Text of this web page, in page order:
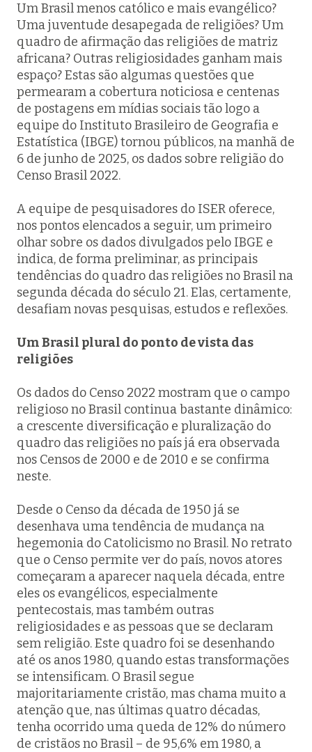
Um Brasil menos católico e mais evangélico?
Uma juventude desapegada de religiões? Um
quadro de afirmação das religiões de matriz
africana? Outras religiosidades ganham mais
espaço? Estas são algumas questões que
permearam a cobertura noticiosa e centenas
de postagens em mídias sociais tão logo a
equipe do Instituto Brasileiro de Geografia e
Estatística (IBGE) tornou públicos, na manhã de
6 de junho de 2025, os dados sobre religião do
Censo Brasil 2022.
A equipe de pesquisadores do ISER oferece,
nos pontos elencados a seguir, um primeiro
olhar sobre os dados divulgados pelo IBGE e
indica, de forma preliminar, as principais
tendências do quadro das religiões no Brasil na
segunda década do século 21. Elas, certamente,
desafiam novas pesquisas, estudos e reflexões.
Um Brasil plural do ponto de vista das
religiões
Os dados do Censo 2022 mostram que o campo
religioso no Brasil continua bastante dinâmico:
a crescente diversificação e pluralização do
quadro das religiões no país já era observada
nos Censos de 2000 e de 2010 e se confirma
neste.
Desde o Censo da década de 1950 já se
desenhava uma tendência de mudança na
hegemonia do Catolicismo no Brasil. No retrato
que o Censo permite ver do país, novos atores
começaram a aparecer naquela década, entre
eles os evangélicos, especialmente
pentecostais, mas também outras
religiosidades e as pessoas que se declaram
sem religião. Este quadro foi se desenhando
até os anos 1980, quando estas transformações
se intensificam. O Brasil segue
majoritariamente cristão, mas chama muito a
atenção que, nas últimas quatro décadas,
tenha ocorrido uma queda de 12% do número
de cristãos no Brasil – de 95,6% em 1980, a